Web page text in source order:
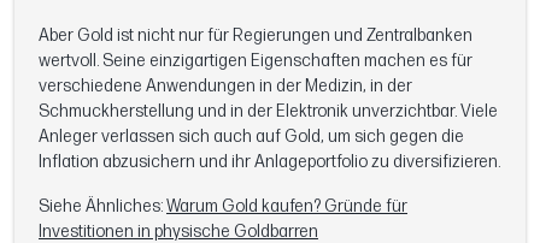
Aber Gold ist nicht nur für Regierungen und Zentralbanken
wertvoll. Seine einzigartigen Eigenschaften machen es für
verschiedene Anwendungen in der Medizin, in der
Schmuckherstellung und in der Elektronik unverzichtbar. Viele
Anleger verlassen sich auch auf Gold, um sich gegen die
Inflation abzusichern und ihr Anlageportfolio zu diversifizieren.
Siehe Ähnliches:Warum Gold kaufen? Gründe für
Investitionen in physische Goldbarren